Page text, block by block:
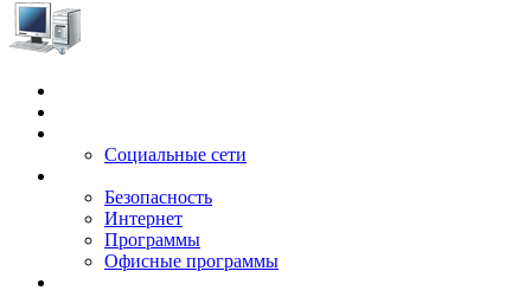
Социальные сети
Безопасность
Интернет
Программы
Офисные программы